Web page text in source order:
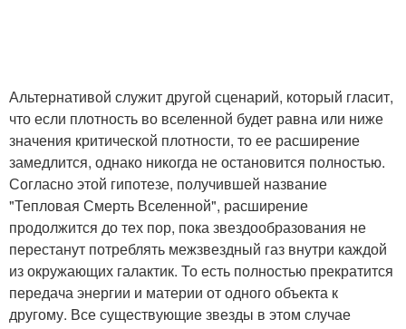
Альтернативой служит другой сценарий, который гласит,
что если плотность во вселенной будет равна или ниже
значения критической плотности, то ее расширение
замедлится, однако никогда не остановится полностью.
Согласно этой гипотезе, получившей название
"Тепловая Смерть Вселенной", расширение
продолжится до тех пор, пока звездообразования не
перестанут потреблять межзвездный газ внутри каждой
из окружающих галактик. То есть полностью прекратится
передача энергии и материи от одного объекта к
другому. Все существующие звезды в этом случае